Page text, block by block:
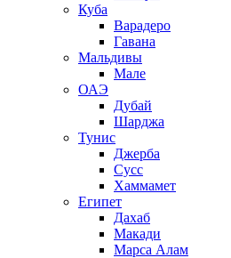
Куба
Варадеро
Гавана
Мальдивы
Мале
ОАЭ
Дубай
Шарджа
Тунис
Джерба
Сусс
Хаммамет
Египет
Дахаб
Макади
Марса Алам